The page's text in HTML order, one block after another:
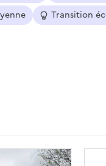
Transition